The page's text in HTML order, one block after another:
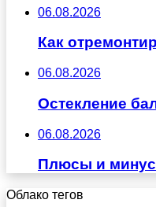
06.08.2026
Как
06.08.2026
Остекление
06.08.2026
Плюсы и
Облако тегов